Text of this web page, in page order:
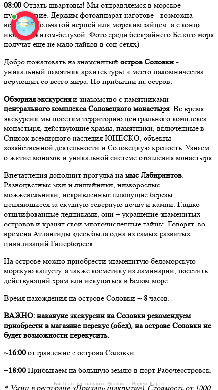
08:00 Отдать швартовы! Мы отправляемся в морское
путешествие. Держим фотоаппарат наготове - возможна
встреча с кольчатой нерпой или морским зайцем, а с конца
июня и с китом-белухой. Фото среди бескрайнего Белого моря
получат еще не мало лайков в соц сетях)
Добро пожаловать на знаменитый остров Соловки -
уникальный памятник архитектуры и место паломничества
верующих со всего мира. По прибытии на остров:
Обзорная экскурсияи знакомство с памятниками
центрального комплекса Соловецкого монастыря. Во время
экскурсии мы посетим территорию центрального комплекса
монастыря, действующие храмы, памятники, включенные в
Список всемирного наследия ЮНЕСКО, объекты
хозяйственной деятельности и Соловецкую крепость. Узнаем
о житие монахов и уникальной системе отопления монастыря.
Впечатления дополнит прогулка на мыс Лабиринтов.
Разноцветные мхи и лишайники, низкорослые
можжевельники, искривленные пляшущие березы,
цепляющиеся за скудную северную почву и камни. Гладко
отшлифованные ледниками, они – украшение знаменитых
островов и хранят свои многочисленные тайны. Говорят, во
времена Атлантиды здесь была одна из самых развитых
цивилизаций Гипербореев.
На острове можно приобрести знаменитую беломорскую
морскую капусту, а также косметику из ламинарии, посетить
действующий храм или искупаться в Белом море.
Время нахождения на острове Соловки ~ 8 часов.
ВАЖНО: накануне экскурсии на Соловки рекомендуем
приобрести в магазине перекус (обед), на острове Соловки не
будет возможности перекусить.
~16:00 отправление с острова Соловки.
~18:00 Прибываем на большую землю в порт Рабочеостровск.
* Ужин в ресторане «Причал» (накрытие). Стоимость от 1000
БигТрансТур на карте Москвы — Яндекс Карты